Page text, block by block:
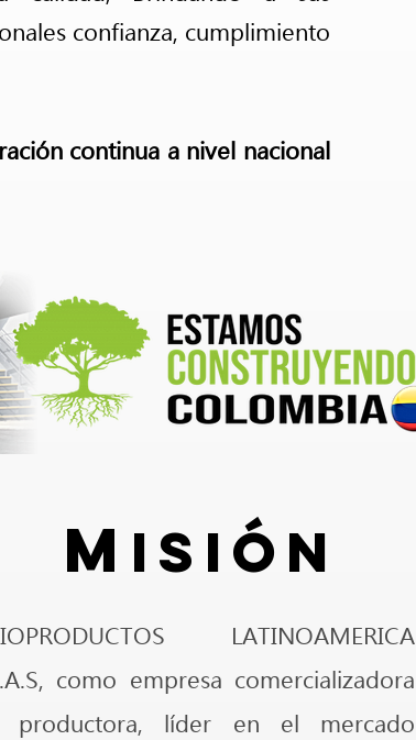
confianza, cumplimiento
continua a nivel nacional
M isión
LATINOAMERICA
como empresa comercializadora
productora, líder en el mercado